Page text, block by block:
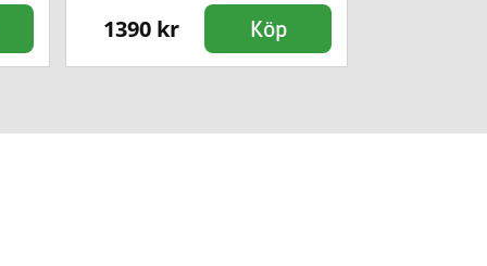
1390 kr Köp